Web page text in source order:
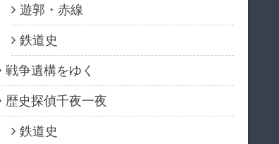
遊郭・赤線
鉄道史
戦争遺構をゆく
歴史探偵千夜一夜
鉄道史